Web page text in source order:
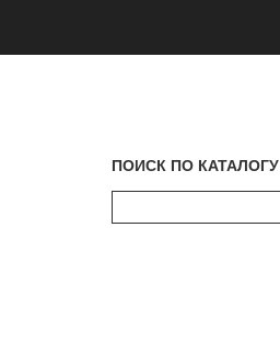
ПОИСК ПО КАТАЛОГУ